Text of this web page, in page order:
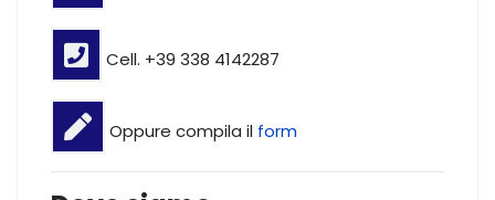
Cell. +39 338 4142287
Oppure compila il form